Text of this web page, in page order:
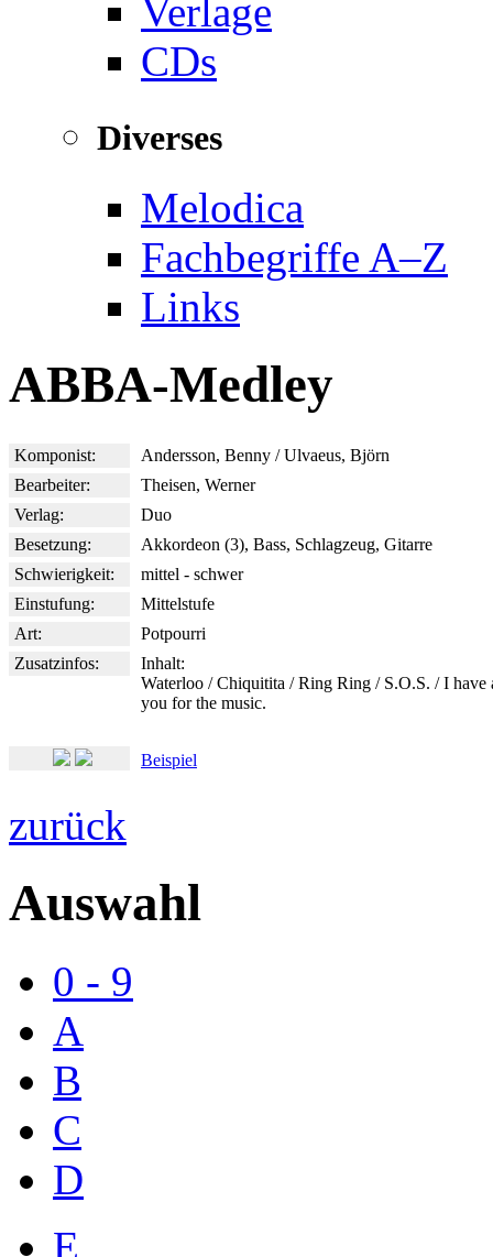
Verlage
CDs
Diverses
Melodica
Fachbegriffe A–Z
Links
ABBA-Medley
Komponist:
Andersson, Benny / Ulvaeus, Björn
Bearbeiter:
Theisen, Werner
Verlag:
Duo
Besetzung:
Akkordeon (3), Bass, Schlagzeug, Gitarre
Schwierigkeit:
mittel - schwer
Einstufung:
Mittelstufe
Art:
Potpourri
Zusatzinfos:
Inhalt:
Waterloo / Chiquitita / Ring Ring / S.O.S. / I have
you for the music.
Beispiel
zurück
Auswahl
0 - 9
A
B
C
D
E